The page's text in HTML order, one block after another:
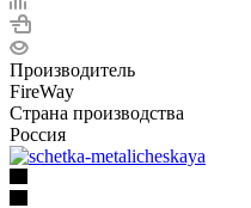
Производитель
FireWay
Страна производства
Россия